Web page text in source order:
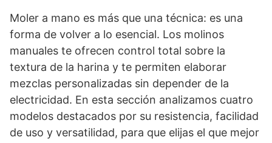
Moler a mano es más que una técnica: es una
forma de volver a lo esencial. Los molinos
manuales te ofrecen control total sobre la
textura de la harina y te permiten elaborar
mezclas personalizadas sin depender de la
electricidad. En esta sección analizamos cuatro
modelos destacados por su resistencia, facilidad
de uso y versatilidad, para que elijas el que mejor